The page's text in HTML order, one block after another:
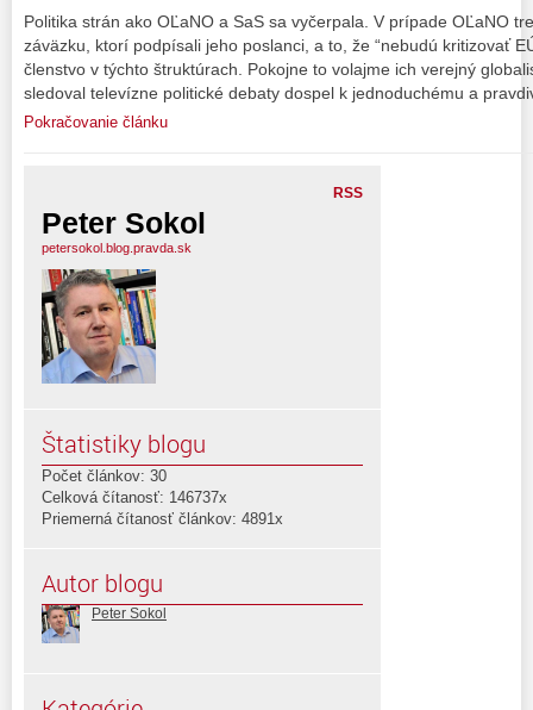
Politika strán ako OĽaNO a SaS sa vyčerpala. V prípade OĽaNO
záväzku, ktorí podpísali jeho poslanci, a to, že “nebudú kritizovať
členstvo v týchto štruktúrach. Pokojne to volajme ich verejný
sledoval televízne politické debaty dospel k jednoduchému a
Pokračovanie článku
RSS
Peter Sokol
petersokol.blog.pravda.sk
Štatistiky blogu
Počet článkov: 30
Celková čítanosť: 146737x
Priemerná čítanosť článkov: 4891x
Autor blogu
Peter Sokol